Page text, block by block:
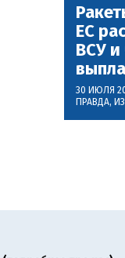
ЕС
ВСУ и
30 ИЮЛЯ
ПРАВДА,